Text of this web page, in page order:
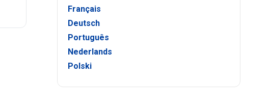
Français
Deutsch
Português
Nederlands
Polski